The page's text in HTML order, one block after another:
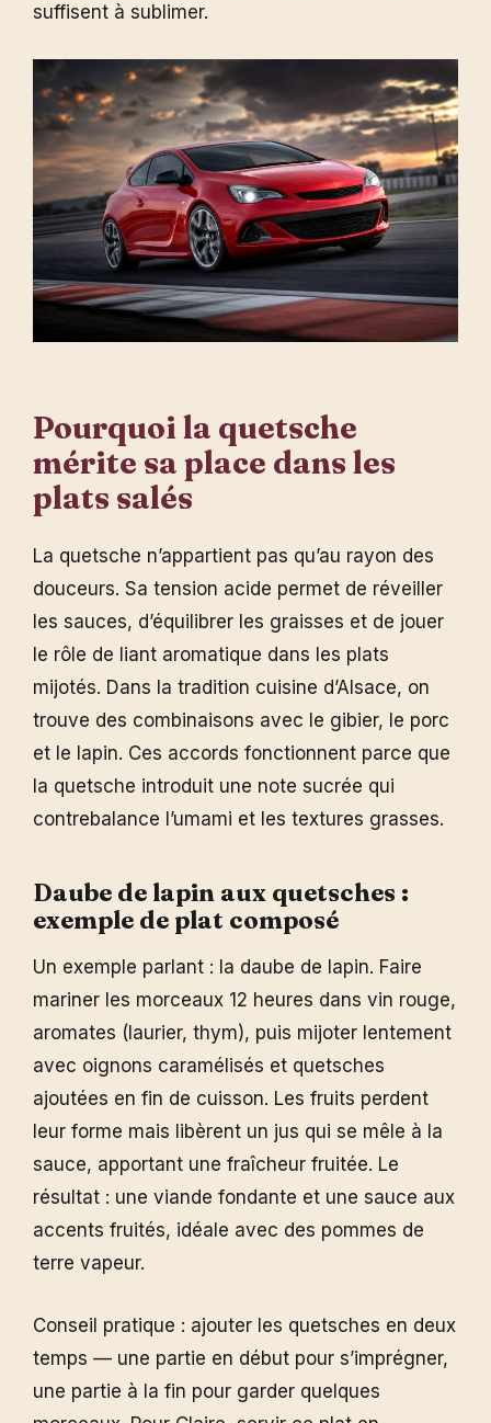
suffisent à sublimer.
Pourquoi la quetsche
mérite sa place dans les
plats salés
La quetsche n’appartient pas qu’au rayon des
douceurs. Sa tension acide permet de réveiller
les sauces, d’équilibrer les graisses et de jouer
le rôle de liant aromatique dans les plats
mijotés. Dans la tradition cuisine d’Alsace, on
trouve des combinaisons avec le gibier, le porc
et le lapin. Ces accords fonctionnent parce que
la quetsche introduit une note sucrée qui
contrebalance l’umami et les textures grasses.
Daube de lapin aux quetsches :
exemple de plat composé
Un exemple parlant : la daube de lapin. Faire
mariner les morceaux 12 heures dans vin rouge,
aromates (laurier, thym), puis mijoter lentement
avec oignons caramélisés et quetsches
ajoutées en fin de cuisson. Les fruits perdent
leur forme mais libèrent un jus qui se mêle à la
sauce, apportant une fraîcheur fruitée. Le
résultat : une viande fondante et une sauce aux
accents fruités, idéale avec des pommes de
terre vapeur.
Conseil pratique : ajouter les quetsches en deux
temps — une partie en début pour s’imprégner,
une partie à la fin pour garder quelques